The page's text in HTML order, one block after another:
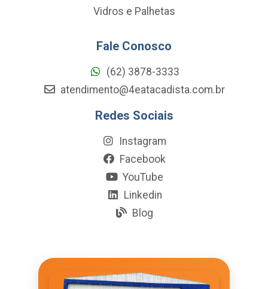
Vidros e Palhetas
Fale Conosco
(62) 3878-3333
atendimento@4eatacadista.com.br
Redes Sociais
Instagram
Facebook
YouTube
Linkedin
Blog